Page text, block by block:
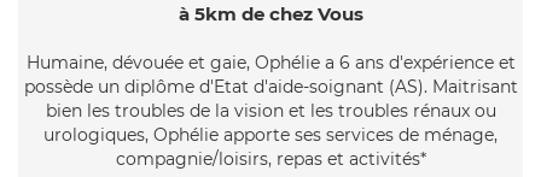
à 5km de chez Vous
Humaine, dévouée et gaie, Ophélie a 6 ans d'expérience et
possède un diplôme d'Etat d'aide-soignant (AS). Maitrisant
bien les troubles de la vision et les troubles rénaux ou
urologiques, Ophélie apporte ses services de ménage,
compagnie/loisirs, repas et activités*